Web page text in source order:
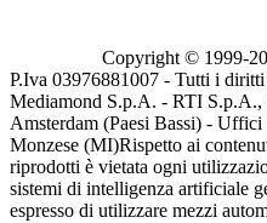
Copyright © 1999-
P.Iva 03976881007 - Tutti i
Mediamond S.p.A. - RTI S.p.A.,
Amsterdam (Paesi Bassi) -
Monzese (MI)Rispetto ai
riprodotti è vietata ogni
sistemi di intelligenza artificiale
espresso di utilizzare mezzi